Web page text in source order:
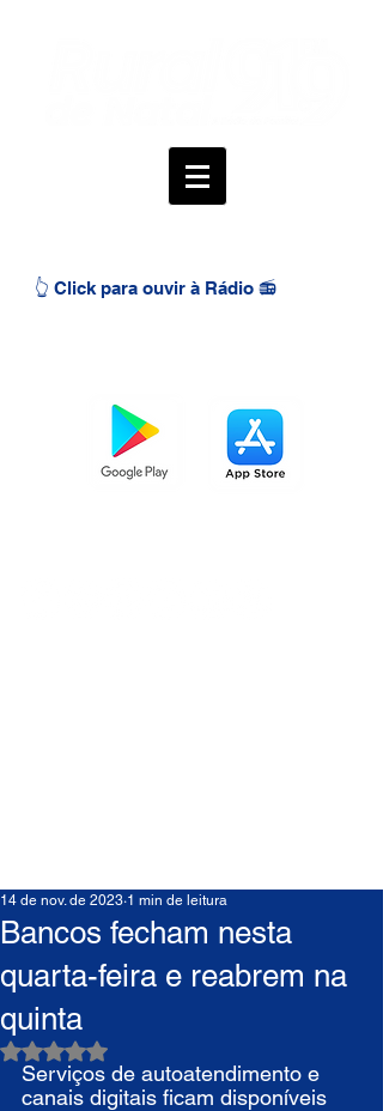
👆 Click para ouvir à Rádio 📻
Bancos fecham nesta
quarta-feira e reabrem na
quinta
14 de nov. de 2023 1 min de leitura
Avaliado com NaN de 5 estrelas.
Serviços de autoatendimento e
canais digitais ficam disponíveis